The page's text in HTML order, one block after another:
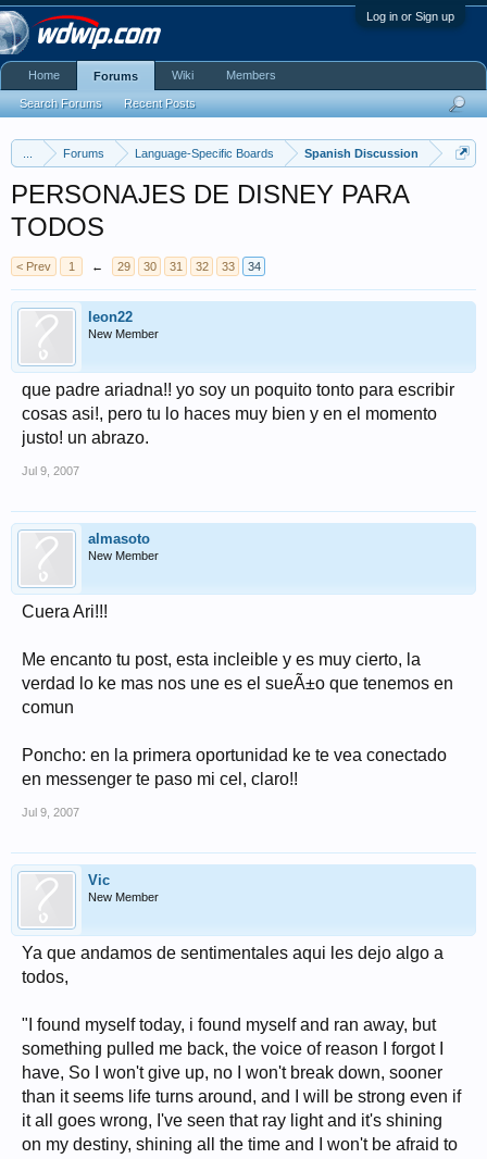
Log in or Sign up
Forums Language-Specific Boards Spanish Discussion
PERSONAJES DE DISNEY PARA
TODOS
< Prev 1 ← 29 30 31 32 33 34
leon22
New Member
que padre ariadna!! yo soy un poquito tonto para escribir
cosas asi!, pero tu lo haces muy bien y en el momento
justo! un abrazo.
Jul 9, 2007
almasoto
New Member
Cuera Ari!!!
Me encanto tu post, esta incleible y es muy cierto, la
verdad lo ke mas nos une es el sueÃ±o que tenemos en
comun
Poncho: en la primera oportunidad ke te vea conectado
en messenger te paso mi cel, claro!!
Jul 9, 2007
Vic
New Member
Ya que andamos de sentimentales aqui les dejo algo a
todos,
"I found myself today, i found myself and ran away, but
something pulled me back, the voice of reason I forgot I
have, So I won't give up, no I won't break down, sooner
than it seems life turns around, and I will be strong even if
it all goes wrong, I've seen that ray light and it's shining
on my destiny, shining all the time and I won't be afraid to
Home Forums
Search Forums Recent Posts
Wiki Members